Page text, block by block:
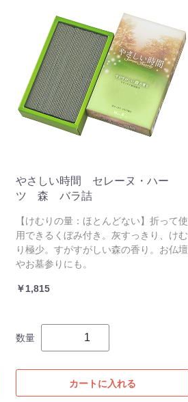
やさしい時間 セレーヌ・ハー
ツ 森 バラ詰
【けむりの量：ほとんどない】折って使
用できるくぼみ付き。灰すっきり、けむ
り極少。すがすがしい森の香り。お仏壇
やお墓参りにも。
￥1,815
数量
カートに入れる